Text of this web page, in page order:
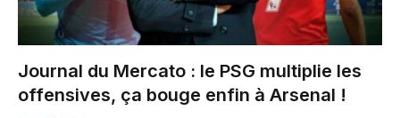
Journal du Mercato : le PSG multiplie les
offensives, ça bouge enfin à Arsenal !